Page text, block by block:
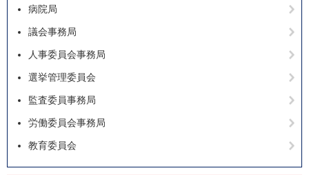
病院局
議会事務局
人事委員会事務局
選挙管理委員会
監査委員事務局
労働委員会事務局
教育委員会